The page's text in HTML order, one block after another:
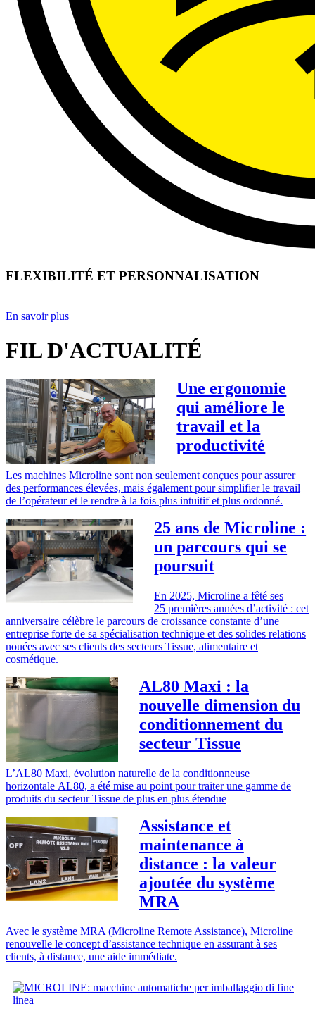
FLEXIBILITÉ ET PERSONNALISATION
En savoir plus
FIL D'ACTUALITÉ
Une ergonomie
qui améliore le
travail et la
productivité
Les machines Microline sont non seulement conçues pour assurer
des performances élevées, mais également pour simplifier le travail
de l’opérateur et le rendre à la fois plus intuitif et plus ordonné.
25 ans de Microline :
un parcours qui se
poursuit
En 2025, Microline a fêté ses
25 premières années d’activité : cet
anniversaire célèbre le parcours de croissance constante d’une
entreprise forte de sa spécialisation technique et des solides relations
nouées avec ses clients des secteurs Tissue, alimentaire et
cosmétique.
AL80 Maxi : la
nouvelle dimension du
conditionnement du
secteur Tissue
L’AL80 Maxi, évolution naturelle de la conditionneuse
horizontale AL80, a été mise au point pour traiter une gamme de
produits du secteur Tissue de plus en plus étendue
Assistance et
maintenance à
distance : la valeur
ajoutée du système
MRA
Avec le système MRA (Microline Remote Assistance), Microline
renouvelle le concept d’assistance technique en assurant à ses
clients, à distance, une aide immédiate.